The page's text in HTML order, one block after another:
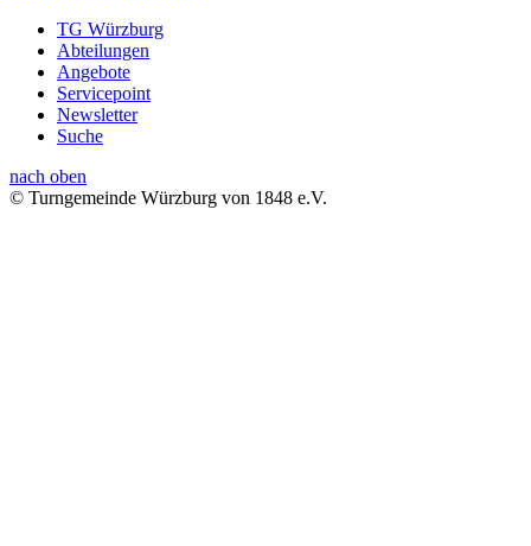
TG Würzburg
Abteilungen
Angebote
Servicepoint
Newsletter
Suche
nach oben
© Turngemeinde Würzburg von 1848 e.V.